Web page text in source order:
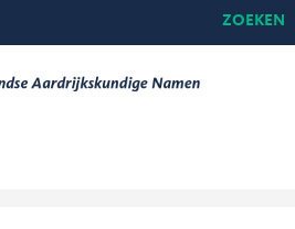
ZOEKEN